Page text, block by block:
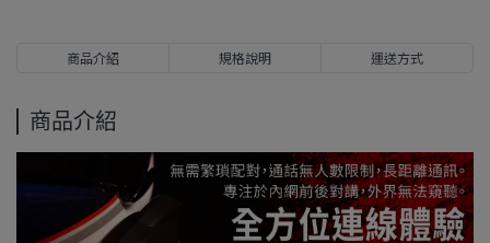
商品介紹 規格說明 運送方式
商品介紹